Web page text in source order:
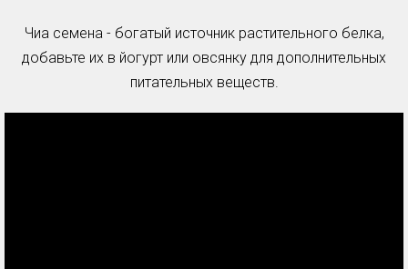
Чиа семена - богатый источник растительного белка,
добавьте их в йогурт или овсянку для дополнительных
питательных веществ.